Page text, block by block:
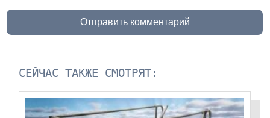
Отправить комментарий
СЕЙЧАС ТАКЖЕ СМОТРЯТ: